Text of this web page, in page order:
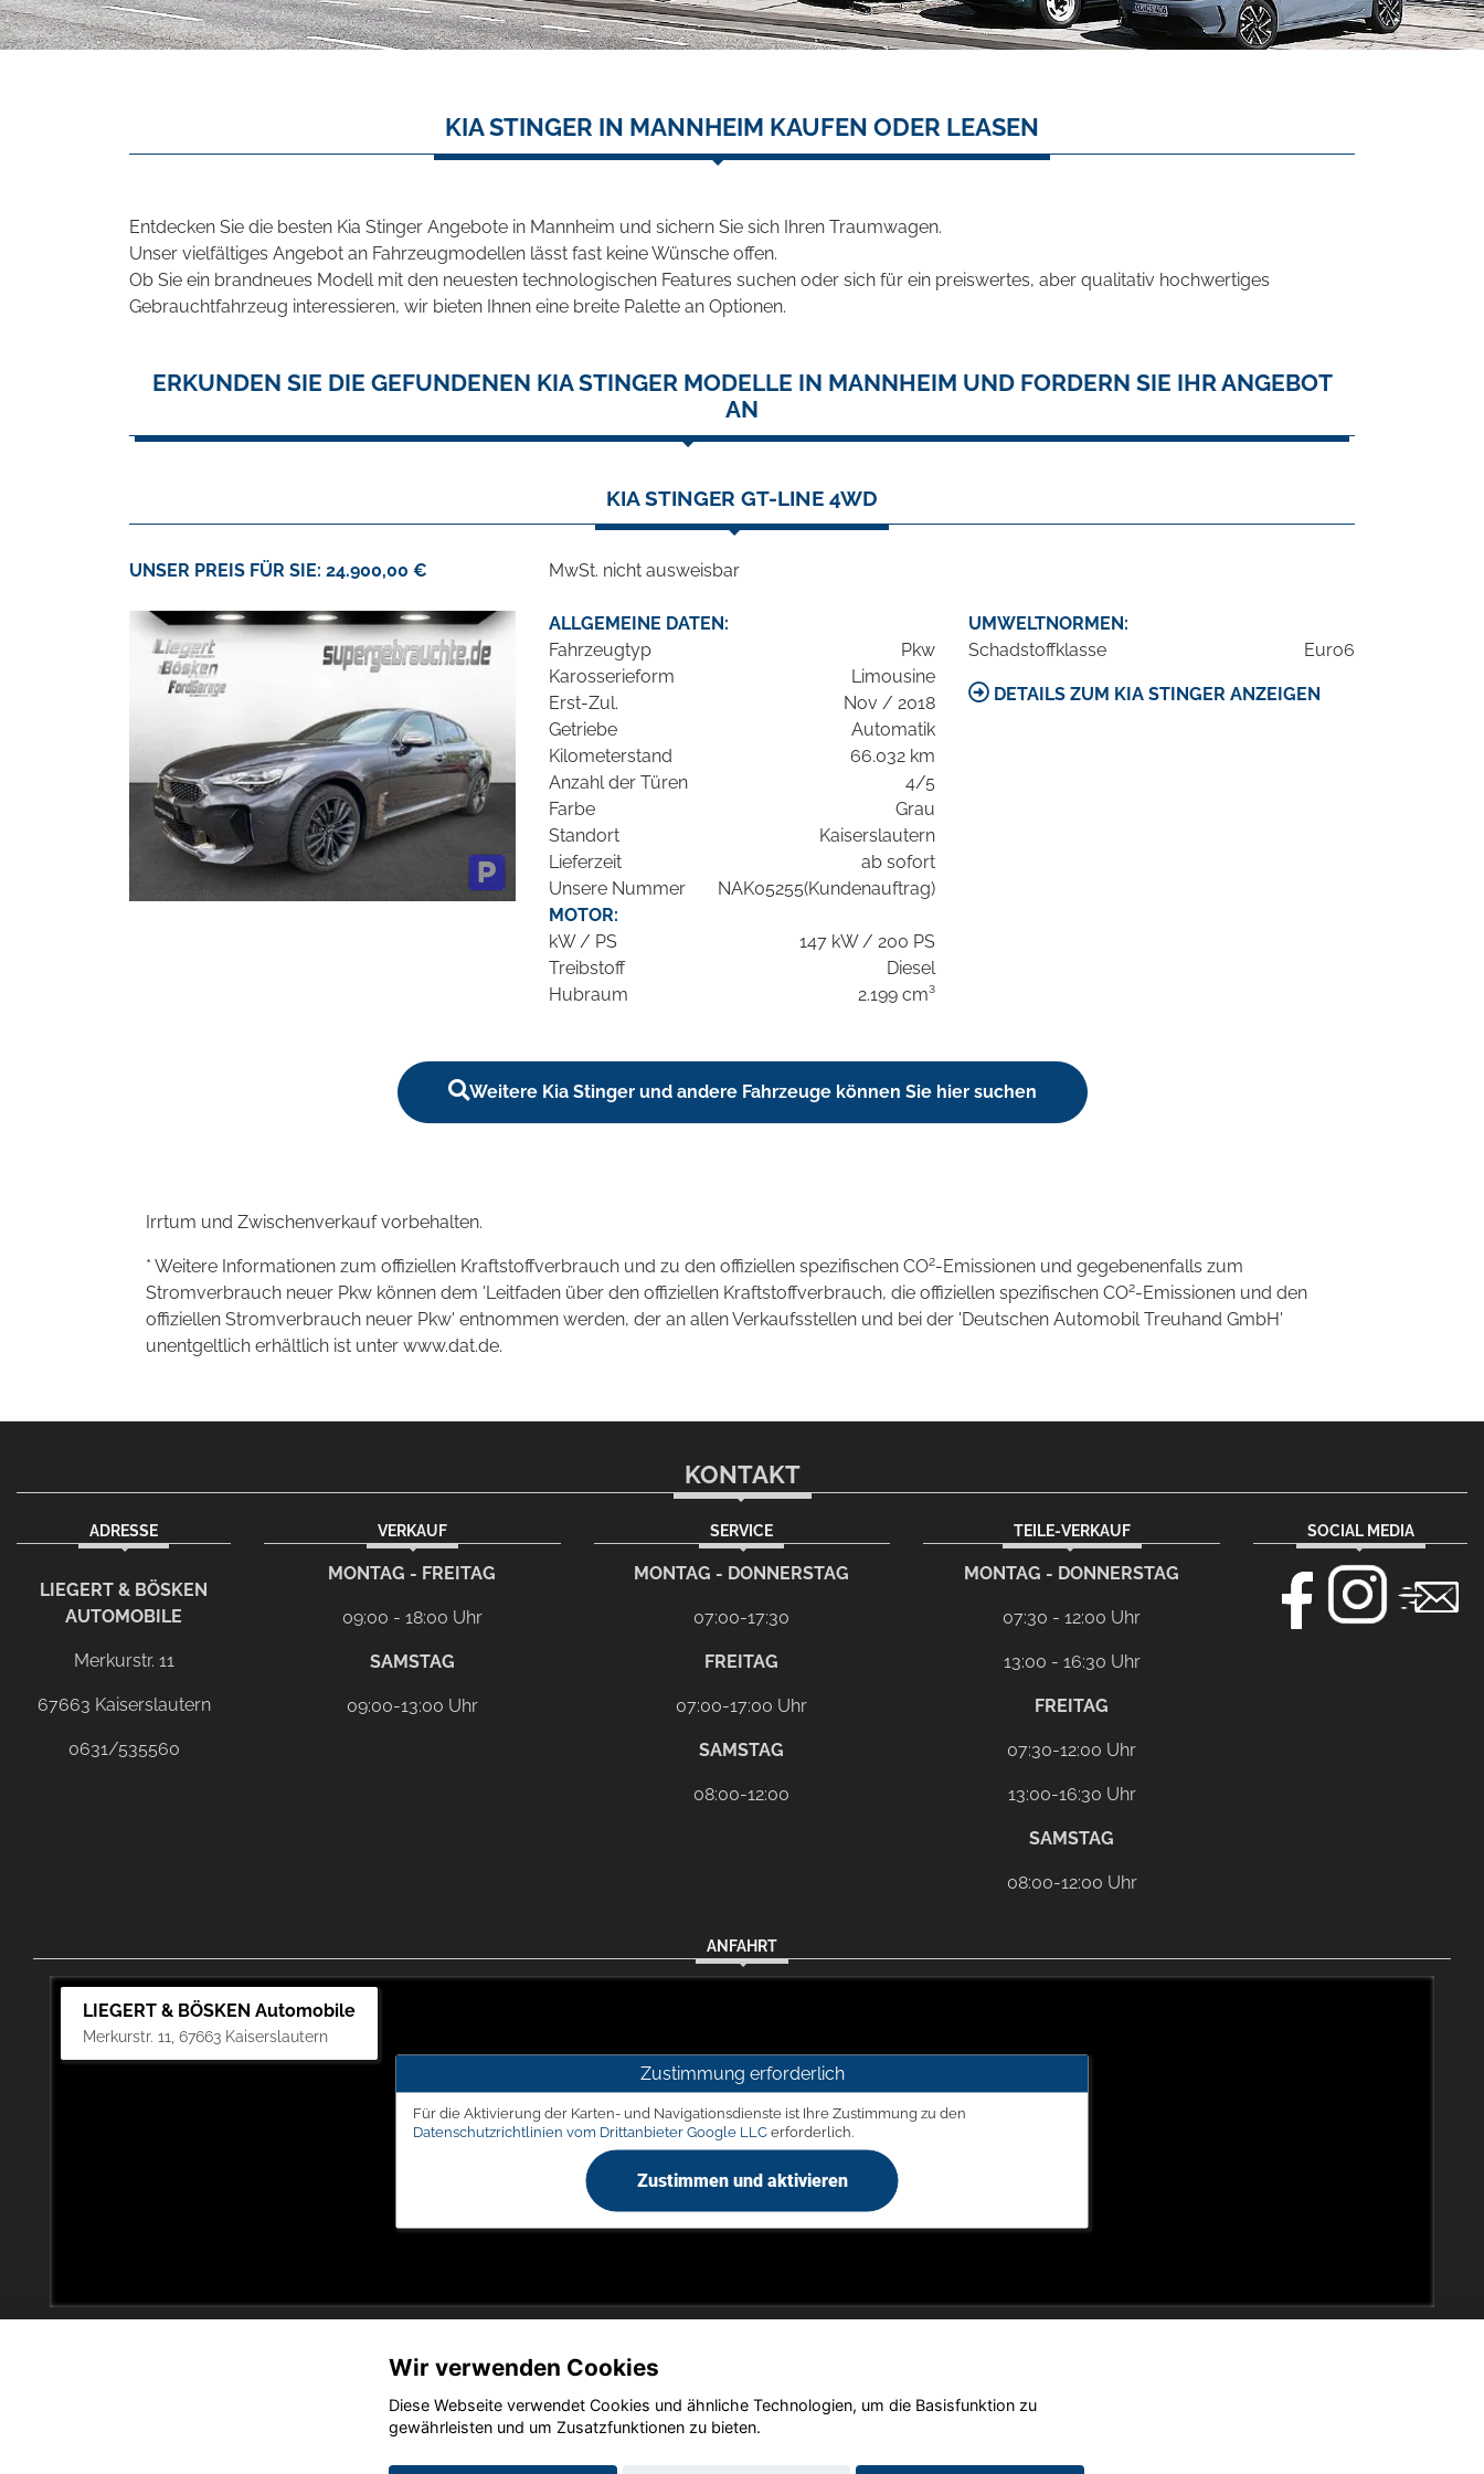
KIA STINGER IN MANNHEIM KAUFEN ODER LEASEN
Entdecken Sie die besten Kia Stinger Angebote in Mannheim und sichern Sie sich Ihren Traumwagen.
Unser vielfältiges Angebot an Fahrzeugmodellen lässt fast keine Wünsche offen.
Ob Sie ein brandneues Modell mit den neuesten technologischen Features suchen oder sich für ein preiswertes, aber qualitativ hochwertiges
Gebrauchtfahrzeug interessieren, wir bieten Ihnen eine breite Palette an Optionen.
ERKUNDEN SIE DIE GEFUNDENEN KIA STINGER MODELLE IN MANNHEIM UND FORDERN SIE IHR ANGEBOT
AN
KIA STINGER GT-LINE 4WD
UNSER PREIS FÜR SIE: 24.900,00 € MwSt. nicht ausweisbar
ALLGEMEINE DATEN:
Fahrzeugtyp
Pkw
Karosserieform
Limousine
Erst-Zul.
Nov / 2018
Getriebe
Automatik
Kilometerstand
66.032 km
Anzahl der Türen
4/5
Farbe
Grau
Standort
Kaiserslautern
Lieferzeit
ab sofort
Unsere Nummer
NAK05255(Kundenauftrag)
MOTOR:
kW / PS
147 kW / 200 PS
Treibstoff
Diesel
Hubraum
2.199 cm³
UMWELTNORMEN:
Schadstoffklasse
Euro6
DETAILS ZUM KIA STINGER ANZEIGEN
Weitere Kia Stinger und andere Fahrzeuge können Sie hier suchen
Irrtum und Zwischenverkauf vorbehalten.
* Weitere Informationen zum offiziellen Kraftstoffverbrauch und zu den offiziellen spezifischen CO2-Emissionen und gegebenenfalls zum
Stromverbrauch neuer Pkw können dem 'Leitfaden über den offiziellen Kraftstoffverbrauch, die offiziellen spezifischen CO2-Emissionen und den
offiziellen Stromverbrauch neuer Pkw' entnommen werden, der an allen Verkaufsstellen und bei der 'Deutschen Automobil Treuhand GmbH'
unentgeltlich erhältlich ist unter www.dat.de.
KONTAKT
ADRESSE
LIEGERT & BÖSKEN
AUTOMOBILE
Merkurstr. 11
67663 Kaiserslautern
0631/535560
VERKAUF
MONTAG - FREITAG
09:00 - 18:00 Uhr
SAMSTAG
09:00-13:00 Uhr
SERVICE
MONTAG - DONNERSTAG
07:00-17:30
FREITAG
07:00-17:00 Uhr
SAMSTAG
08:00-12:00
TEILE-VERKAUF
MONTAG - DONNERSTAG
07:30 - 12:00 Uhr
13:00 - 16:30 Uhr
FREITAG
07:30-12:00 Uhr
13:00-16:30 Uhr
SAMSTAG
08:00-12:00 Uhr
SOCIAL MEDIA
Dieser Link führt zu Ihrem eMail-Programm
ANFAHRT
LIEGERT & BÖSKEN Automobile
Merkurstr. 11, 67663 Kaiserslautern
Zustimmung erforderlich
Für die Aktivierung der Karten- und Navigationsdienste ist Ihre Zustimmung zu den
Datenschutzrichtlinien vom Drittanbieter Google LLCerforderlich.
Zustimmen und aktivieren
Copyright © 2026. LIEGERT & BÖSKEN Automobile
Wir verwenden Cookies
Diese Webseite verwendet Cookies und ähnliche Technologien, um die Basisfunktion zu
gewährleisten und um Zusatzfunktionen zu bieten.